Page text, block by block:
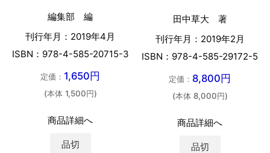
編集部 編
刊行年月：2019年4月
ISBN：978-4-585-20715-3
定価： 1,650円
(本体 1,500円)
商品詳細へ
品切
田中草大 著
刊行年月：2019年2月
ISBN：978-4-585-29172-5
定価： 8,800円
(本体 8,000円)
商品詳細へ
品切